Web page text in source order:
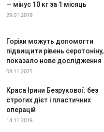
— мінус 10 кг за 1 місяць
29.01.2019
Горіхи можуть допомогти
підвищити рівень серотоніну,
показало нове дослідження
08.11.2025
Краса Ірини Безрукової: без
строгих дієт і пластичних
операцій
14.11.2019